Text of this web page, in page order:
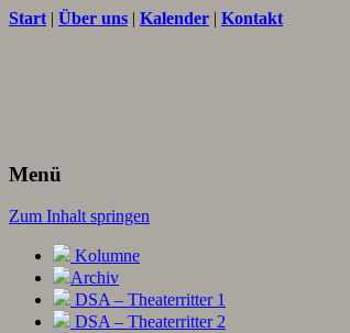
Start | Über uns | Kalender | Kontakt
Menü
Zum Inhalt springen
Kolumne
Archiv
DSA – Theaterritter 1
DSA – Theaterritter 2